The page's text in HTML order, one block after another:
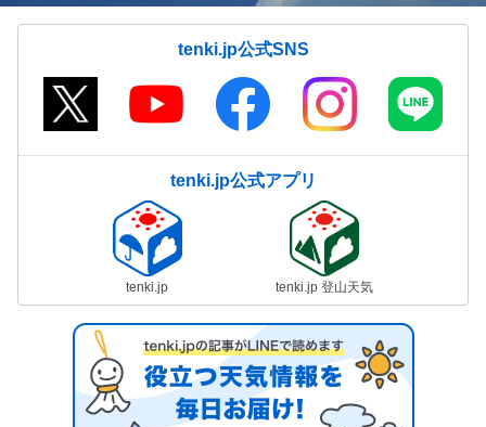
tenki.jp公式SNS
tenki.jp公式アプリ
tenki.jp tenki.jp 登山天気